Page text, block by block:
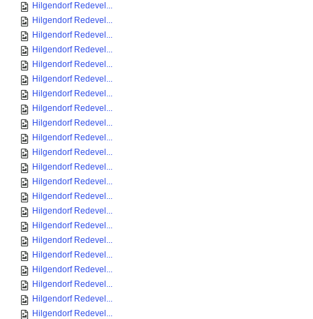
Hilgendorf Redevel...
Hilgendorf Redevel...
Hilgendorf Redevel...
Hilgendorf Redevel...
Hilgendorf Redevel...
Hilgendorf Redevel...
Hilgendorf Redevel...
Hilgendorf Redevel...
Hilgendorf Redevel...
Hilgendorf Redevel...
Hilgendorf Redevel...
Hilgendorf Redevel...
Hilgendorf Redevel...
Hilgendorf Redevel...
Hilgendorf Redevel...
Hilgendorf Redevel...
Hilgendorf Redevel...
Hilgendorf Redevel...
Hilgendorf Redevel...
Hilgendorf Redevel...
Hilgendorf Redevel...
Hilgendorf Redevel...